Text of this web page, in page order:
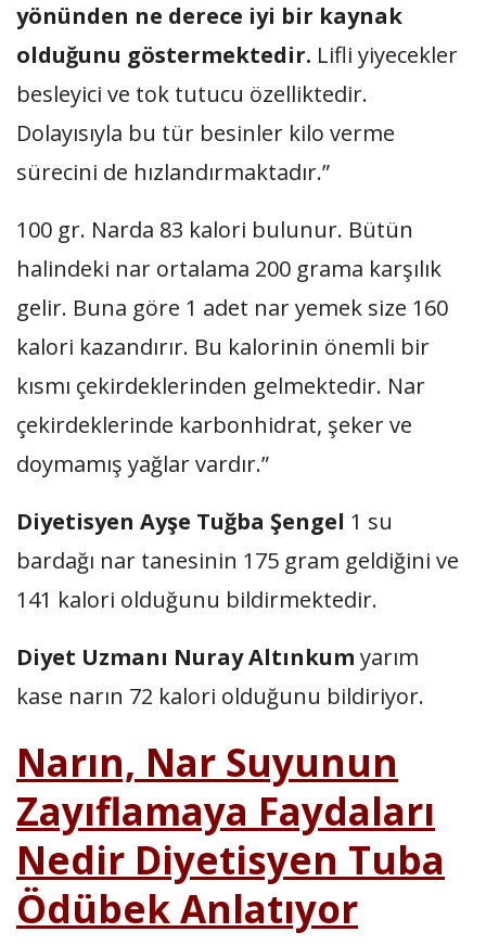
yönünden ne derece iyi bir kaynak
olduğunu göstermektedir. Lifli yiyecekler
besleyici ve tok tutucu özelliktedir.
Dolayısıyla bu tür besinler kilo verme
sürecini de hızlandırmaktadır.”
100 gr. Narda 83 kalori bulunur. Bütün
halindeki nar ortalama 200 grama karşılık
gelir. Buna göre 1 adet nar yemek size 160
kalori kazandırır. Bu kalorinin önemli bir
kısmı çekirdeklerinden gelmektedir. Nar
çekirdeklerinde karbonhidrat, şeker ve
doymamış yağlar vardır.”
Diyetisyen Ayşe Tuğba Şengel 1 su
bardağı nar tanesinin 175 gram geldiğini ve
141 kalori olduğunu bildirmektedir.
Diyet Uzmanı Nuray Altınkum yarım
kase narın 72 kalori olduğunu bildiriyor.
Narın, Nar Suyunun
Zayıflamaya Faydaları
Nedir Diyetisyen Tuba
Ödübek Anlatıyor